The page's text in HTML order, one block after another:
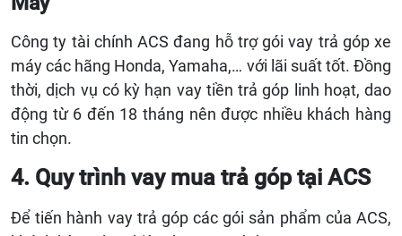
Công ty tài chính ACS đang hỗ trợ gói vay trả góp xe
máy các hãng Honda, Yamaha,… với lãi suất tốt. Đồng
thời, dịch vụ có kỳ hạn vay tiền trả góp linh hoạt, dao
động từ 6 đến 18 tháng nên được nhiều khách hàng
tin chọn.
4. Quy trình vay mua trả góp tại ACS
Để tiến hành vay trả góp các gói sản phẩm của ACS,